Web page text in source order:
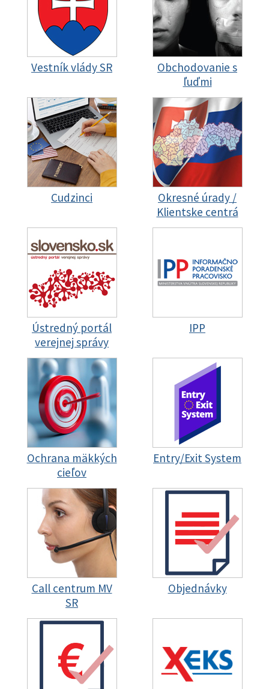
Vestník vlády SR
Obchodovanie s
ľuďmi
Cudzinci
Okresné úrady /
Klientske centrá
Ústredný portál
verejnej správy
IPP
Ochrana mäkkých
cieľov
Entry/Exit System
Call centrum MV
SR
Objednávky